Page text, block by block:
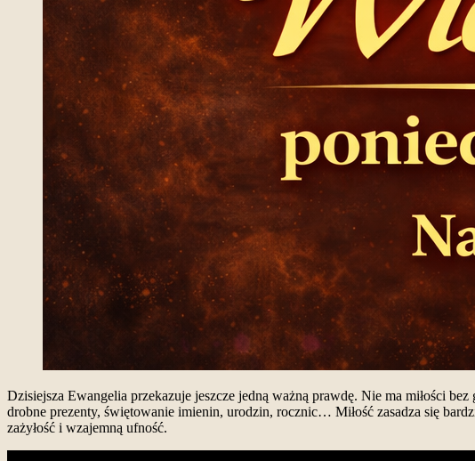
Dzisiejsza Ewangelia przekazuje jeszcze jedną ważną prawdę. Nie ma miłości
drobne prezenty, świętowanie imienin, urodzin, rocznic… Miłość zasadza się
zażyłość i wzajemną ufność.